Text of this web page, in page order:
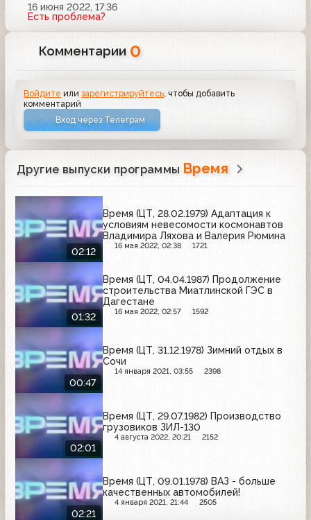
16 июня 2022, 17:36
Есть проблема?
Комментарии 0
Войдите илизарегистрируйтесь , чтобы добавить
комментарий
Вход через Телеграм
Другие выпуски программы Время
02:12
Время (ЦТ, 28.02.1979) Адаптация к
условиям невесомости космонавтов
Владимира Ляхова и Валерия Рюмина
16 мая 2022, 02:38 1721
01:32
Время (ЦТ, 04.04.1987) Продолжение
строительства Миатлинской ГЭС в
Дагестане
16 мая 2022, 02:57 1592
00:47
Время (ЦТ, 31.12.1978) Зимний отдых в
Сочи
14 января 2021, 03:55 2398
02:01
Время (ЦТ, 29.07.1982) Производство
грузовиков ЗИЛ-130
4 августа 2022, 20:21 2152
02:21
Время (ЦТ, 09.01.1978) ВАЗ - больше
качественных автомобилей!
4 января 2021, 21:44 2505